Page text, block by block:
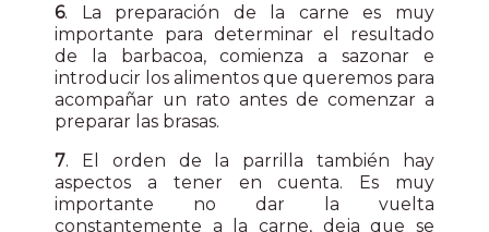
6. La preparación de la carne es muy
importante para determinar el resultado
de la barbacoa, comienza a sazonar e
introducir los alimentos que queremos para
acompañar un rato antes de comenzar a
preparar las brasas.
7. El orden de la parrilla también hay
aspectos a tener en cuenta. Es muy
importante no dar la vuelta
constantemente a la carne, deja que se